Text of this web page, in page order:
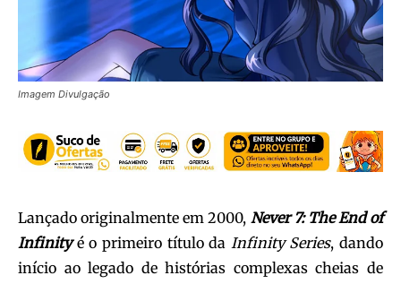
Imagem Divulgação
Lançado originalmente em 2000, Never 7: The End of
Infinityé o primeiro título da Infinity Series, dando
início ao legado de histórias complexas cheias de